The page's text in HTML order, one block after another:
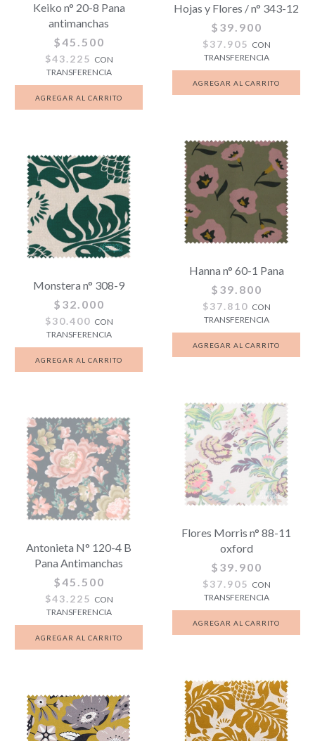
Keiko n° 20-8 Pana
antimanchas
$45.500
$43.225 CON
TRANSFERENCIA
Hojas y Flores / n° 343-12
$39.900
$37.905 CON
TRANSFERENCIA
Monstera n° 308-9
$32.000
$30.400 CON
TRANSFERENCIA
Hanna n° 60-1 Pana
$39.800
$37.810 CON
TRANSFERENCIA
Antonieta N° 120-4 B
Pana Antimanchas
$45.500
$43.225 CON
TRANSFERENCIA
Flores Morris n° 88-11
oxford
$39.900
$37.905 CON
TRANSFERENCIA